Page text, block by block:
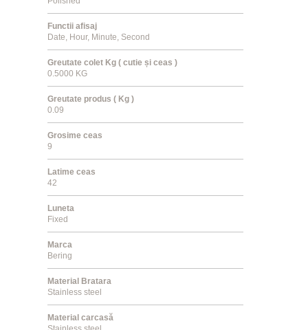
Functii afisaj
Date, Hour, Minute, Second
Greutate colet Kg ( cutie și ceas )
0.5000 KG
Greutate produs ( Kg )
0.09
Grosime ceas
9
Latime ceas
42
Luneta
Fixed
Marca
Bering
Material Bratara
Stainless steel
Material carcasă